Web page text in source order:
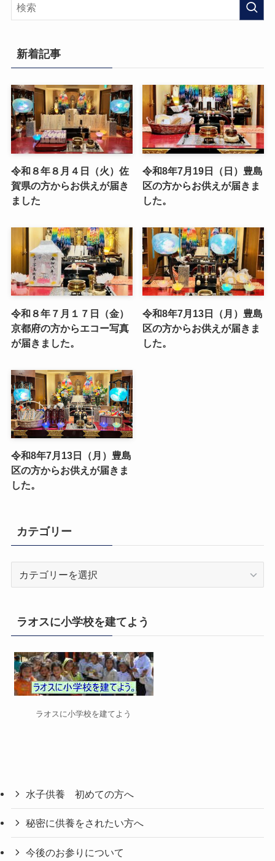
新着記事
令和８年８月４日（火）佐
賀県の方からお供えが届き
ました
令和8年7月19日（日）豊島
区の方からお供えが届きま
した。
令和８年７月１７日（金）
京都府の方からエコー写真
が届きました。
令和8年7月13日（月）豊島
区の方からお供えが届きま
した。
令和8年7月13日（月）豊島
区の方からお供えが届きま
した。
カテゴリー
リ
ラオスに小学校を建てよう
ラオスに小学校を建てよう
水子供養 初めての方へ
秘密に供養をされたい方へ
今後のお参りについて